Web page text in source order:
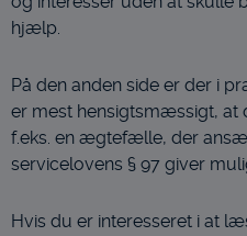
hjælp.
På den anden side er der i
er mest hensigtsmæssigt, at
f.eks. en ægtefælle, der
servicelovens § 97 giver
Hvis du er interesseret i at